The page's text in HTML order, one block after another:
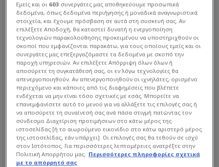
Εμείς και οι 603 συνεργάτες μας αποθηκεύουμε προσωπικά
δεδομένα, όπως δεδομένα περιήγησης ή μοναδικά αναγνωριστικά
στοιχεία, και έχουμε πρόσβαση σε αυτά στη συσκευή σας. Αν
επιλέξετε Αποδοχή, θα καταστεί δυνατή η ενεργοποίηση
τεχνολογιών παρακολούθησης προκειμένου να υποστηριχθούν οι
σκοποί που εμφανίζονται παρακάτω, για τους οποίους εμείς και οι
συνεργάτες μας επεξεργαζόμαστε τα δεδομένα με σκοπό την
παροχή υπηρεσιών. Αν επιλέξετε Απόρριψη όλων όλων ή
αποσύρετε τη συγκατάθεσή σας, οι εν λόγω τεχνολογίες θα
απενεργοποιηθούν. Αν απενεργοποιηθούν οι ιχνηλάτες, ορισμένο
περιεχόμενο και κάποιες από τις διαφημίσεις που βλέπετε
ενδέχεται να μην είναι τόσο σχετικές με εσάς. Μπορείτε να
επανεμφανίσετε αυτό το μενού για να αλλάξετε τις επιλογές σας ή
να αποσύρετε τη συναίνεσή σας ανά πάσα στιγμή πατώντας τον
σύνδεσμο Διαχείριση προτιμήσεων στο κάτω μέρος της
ιστοσελίδας [ή το αιωρούμενο εικονίδιο στο κάτω αριστερό μέρος
της ιστοσελίδας, εάν υπάρχει]. Οι επιλογές σας θα τεθούν σε ισχύ
στον Ιστότοπος. Για περισσότερες λεπτομέρειες ανατρέξτε στην
Πολιτική Απορρήτου μας. Περισσότερες πληροφορίες σχετικά
με το απόρρητό σας